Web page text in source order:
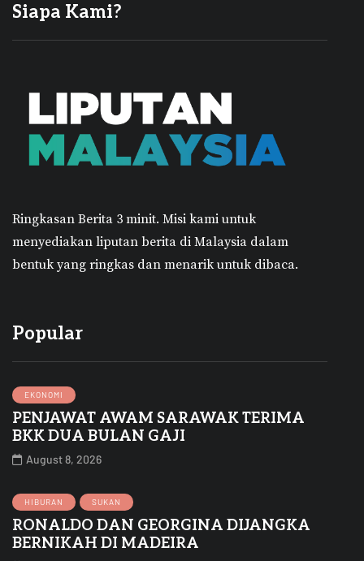
Siapa Kami?
Ringkasan Berita 3 minit. Misi kami untuk
menyediakan liputan berita di Malaysia dalam
bentuk yang ringkas dan menarik untuk dibaca.
Popular
EKONOMI
PENJAWAT AWAM SARAWAK TERIMA
BKK DUA BULAN GAJI
August 8, 2026
HIBURAN SUKAN
RONALDO DAN GEORGINA DIJANGKA
BERNIKAH DI MADEIRA